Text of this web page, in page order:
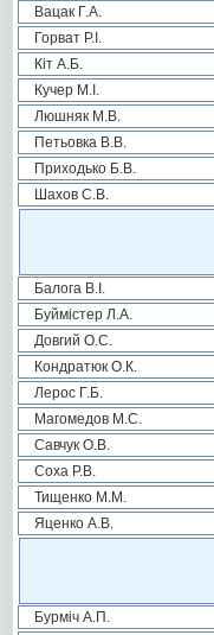
Вацак Г.А.
Горват Р.І.
Кіт А.Б.
Кучер М.І.
Люшняк М.В.
Петьовка В.В.
Приходько Б.В.
Шахов С.В.
Балога В.І.
Буймістер Л.А.
Довгий О.С.
Кондратюк О.К.
Лерос Г.Б.
Магомедов М.С.
Савчук О.В.
Соха Р.В.
Тищенко М.М.
Яценко А.В.
Бурміч А.П.